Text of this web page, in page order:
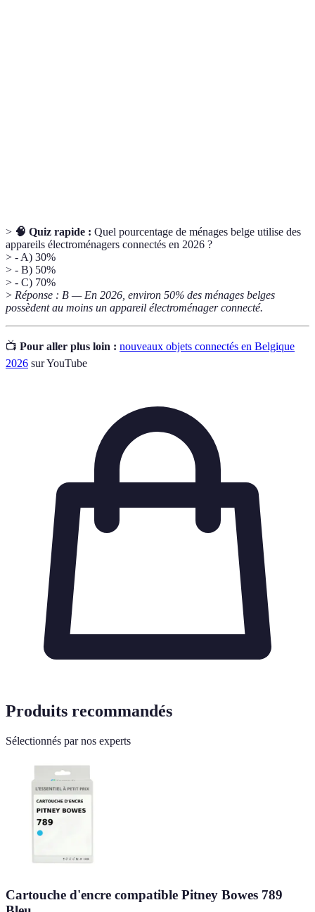
> 🧠 Quiz rapide : Quel pourcentage de ménages belge utilise des
appareils électroménagers connectés en 2026 ?
> - A) 30%
> - B) 50%
> - C) 70%
> Réponse : B — En 2026, environ 50% des ménages belges
possèdent au moins un appareil électroménager connecté.
📺 Pour aller plus loin : nouveaux objets connectés en Belgique
2026 sur YouTube
Produits recommandés
Sélectionnés par nos experts
Cartouche d'encre compatible Pitney Bowes 789